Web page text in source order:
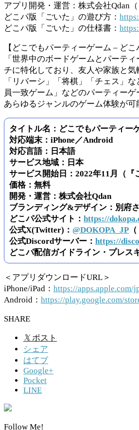
アプリ開発・運営：株式会社Qdan（
どこパ版「ごいた」の遊び方：
どこパ版「ごいた」の仕様書：
【どこでもパーティーゲーム – どこ
「世界中のボードゲームとパーテ
チに特化しており、友人や家族と気
「リバーシ」「将棋」「チェス」
員一致ゲーム」などのパーティー
あらゆるジャンルのゲーム体験が可
タイトル名：どこでもパーティー
対応端末：iPhone／Android
対応言語：日本語
サービス地域：日本
サービス開始日：2022年11月（『
価格：無料
開発・運営：株式会社Qdan
ブランディング&デザイン：別府
どこパ公式サイト： https://
公式X(Twitter)： @DOKOPA_JP （
公式Discordサーバー： https://
どこパ配信ガイドライン・プレス
＜アプリダウンロードURL＞
iPhone/iPad： https://apps.apple.com/
Android： https://play.google.com/
SHARE
𝕏 ポスト
シェア
はてブ
Google+
Pocket
LINE
Follow Me!